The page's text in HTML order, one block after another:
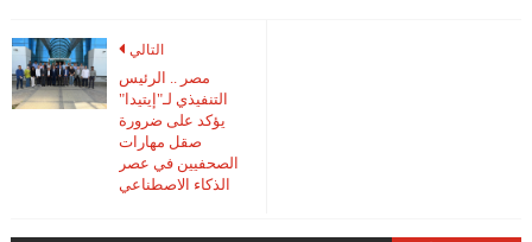
التالي
مصر .. الرئيس
التنفيذي لـ"إيتيدا"
يؤكد على ضرورة
صقل مهارات
الصحفيين في عصر
الذكاء الاصطناعي